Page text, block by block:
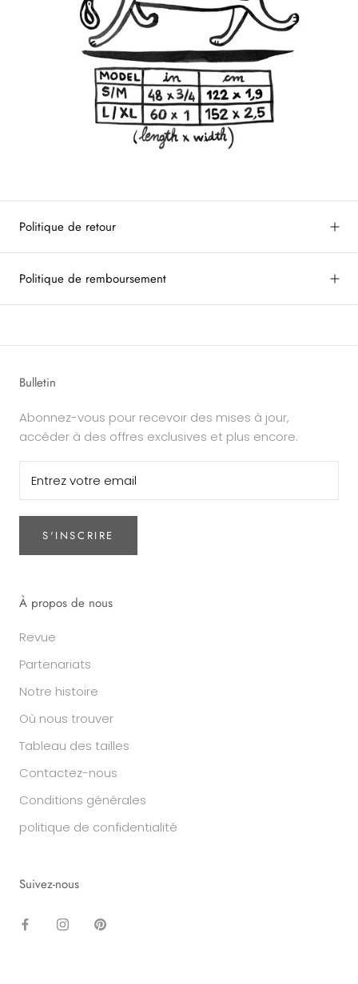
Politique de retour
Politique de remboursement
Bulletin
Abonnez-vous pour recevoir des mises à jour,
accéder à des offres exclusives et plus encore.
S'INSCRIRE
À propos de nous
Revue
Partenariats
Notre histoire
Où nous trouver
Tableau des tailles
Contactez-nous
Conditions générales
politique de confidentialité
Suivez-nous